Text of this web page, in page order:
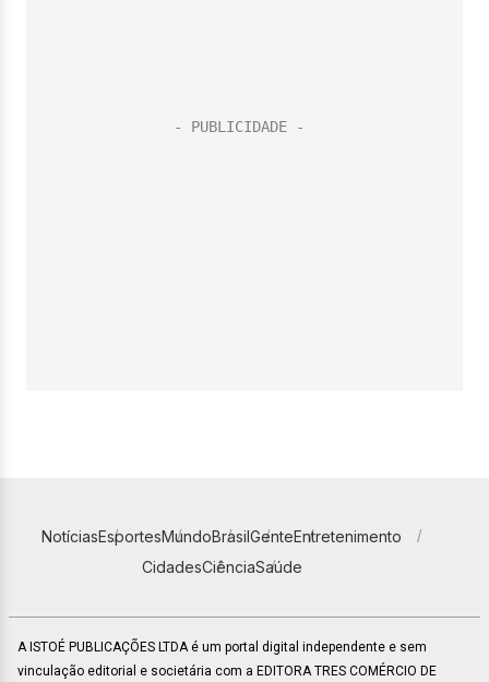
NotíciasEsportesMundoBrasilGenteEntretenimento
CidadesCiênciaSaúde
A ISTOÉ PUBLICAÇÕES LTDA é um portal digital independente e sem
vinculação editorial e societária com a EDITORA TRES COMÉRCIO DE